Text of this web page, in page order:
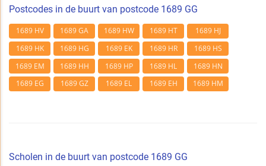
Postcodes in de buurt van postcode 1689 GG
1689 HV 1689 GA 1689 HW 1689 HT
1689 HJ
1689 HK
1689 HG 1689 EK 1689 HR
1689 HS
1689 EM
1689 HH 1689 HP 1689 HL
1689 HN
1689 EG
1689 GZ 1689 EL 1689 EH 1689 HM
Scholen in de buurt van postcode 1689 GG